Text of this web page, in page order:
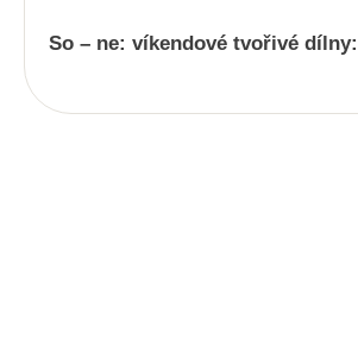
So – ne: víkendové tvořivé dílny: